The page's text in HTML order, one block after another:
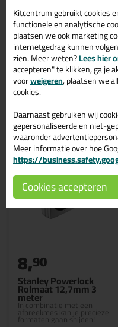
Butylband NT
Er zijn nog geen reviews
Butylband NT 200mm Rol
Stanley Powerlock
Rolmaat 12,7mm 3
meter
In combinatie met een
afbreekmes kan je precieze
formaten gaan snijden!
8,90
Kitcentrum gebruikt cookies
functionele en analytische
plaatsen we ook marketing
internetgedrag kunnen
zien. Meer weten?Lees hier
accepteren" te klikken, ga je
voorweigeren, plaatsen we
cookies.
Daarnaast gebruiken wij
gepersonaliseerde en niet-
waaronder
Meer informatie over hoe
https://
Cookies accepteren